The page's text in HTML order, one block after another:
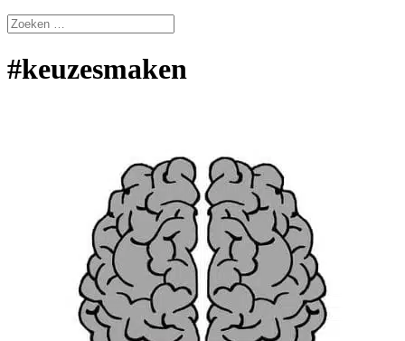
#keuzesmaken